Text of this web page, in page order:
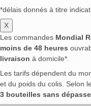
*délais donnés à titre
X
Les commandes Mondial
moins de 48 heures
livraison à domicile*.
Les tarifs dépendent du
et du poids du colis. Selon
3 bouteilles sans